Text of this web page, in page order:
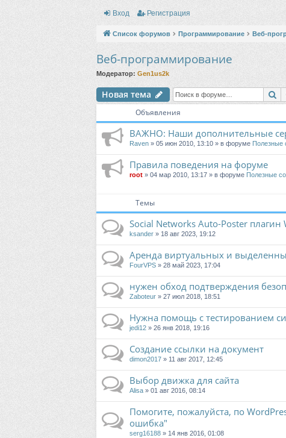
Вход Регистрация
Список форумов Программирование Веб-
Веб-программирование
Модератор: Gen1us2k
Новая тема
Объявления
ВАЖНО: Наши дополнительные
Raven » 05 июн 2010, 13:10 » в форуме Полезные
Правила поведения на форуме
root » 04 мар 2010, 13:17 » в форуме Полезные
Темы
Social Networks Auto-Poster плагин
ksander » 18 авг 2023, 19:12
Аренда виртуальных и
FourVPS » 28 май 2023, 17:04
нужен обход подтверждения
Zaboteur » 27 июл 2018, 18:51
Нужна помощь с тестированием
jedi12 » 26 янв 2018, 19:16
Создание ссылки на документ
dimon2017 » 11 авг 2017, 12:45
Выбор движка для сайта
Alisa » 01 авг 2016, 08:14
Помогите, пожалуйста, по
ошибка"
serg16188 » 14 янв 2016, 01:08